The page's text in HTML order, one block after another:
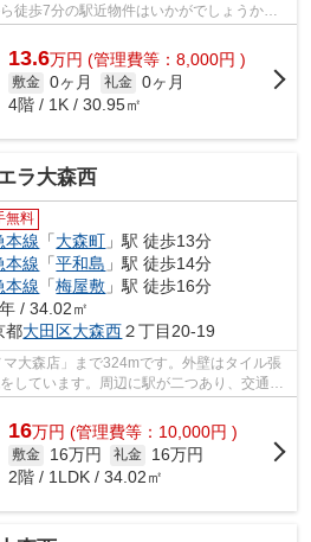
徒歩7分の駅近物件はいかがでしょうか。
ますね...
13.6万円 (管理費等：8,000円 )
敷金 0ヶ月 礼金 0ヶ月
4階 / 1K / 30.95㎡
ラ大森西
無料
本線 「大森町 」駅 徒歩13分
本線 「平和島 」駅 徒歩14分
本線 「梅屋敷 」駅 徒歩16分
/ 34.02㎡
都大田区大森西２丁目20-19
大森店」まで324mです。外壁はタイル張
しています。周辺に駅が二つあり、交通の
ードで...
16万円 (管理費等：10,000円 )
敷金 16万円 礼金
16万円
2階 / 1LDK / 34.02㎡